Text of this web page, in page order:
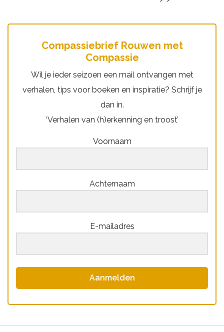
Compassiebrief Rouwen met
Compassie
Wil je ieder seizoen een mail ontvangen met
verhalen, tips voor boeken en inspiratie? Schrijf je
dan in.
‘Verhalen van (h)erkenning en troost’
Voornaam
Achternaam
E-mailadres
Aanmelden